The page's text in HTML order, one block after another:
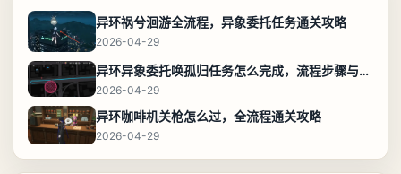
异环祸兮洄游全流程，异象委托任务通关攻略
2026-04-29
异环异象委托唤孤归任务怎么完成，流程步骤与位置攻略
2026-04-29
异环咖啡机关枪怎么过，全流程通关攻略
2026-04-29